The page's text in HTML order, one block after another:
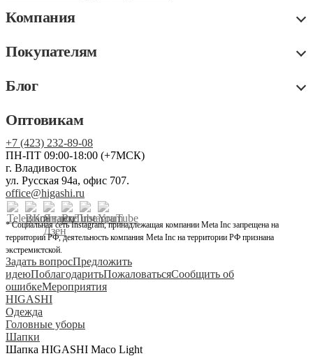
Компания
Покупателям
Блог
Оптовикам
+7 (423) 232-89-08
ПН-ПТ 09:00-18:00 (+7МСК)
г. Владивосток
ул. Русская 94а, офис 707.
office@higashi.ru
* Социальная сеть Instagram, принадлежащая компании Meta Inc запрещена на
территории РФ, деятельность компания Meta Inc на территории РФ признана
экстремистской.
Задать вопросПредложить
идеюПоблагодаритьПожаловатьсяСообщить об
ошибкеМероприятия
HIGASHI
Одежда
Головные уборы
Шапки
Шапка HIGASHI Maco Light